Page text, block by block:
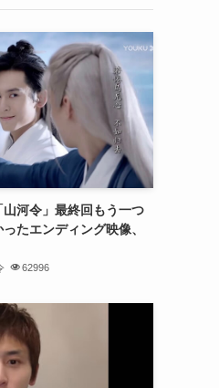
(24)
(23)
(27)
(21)
(25)
(25)
(29)
(30)
河令」最終回もう一つ
たエンディング映像、
62996